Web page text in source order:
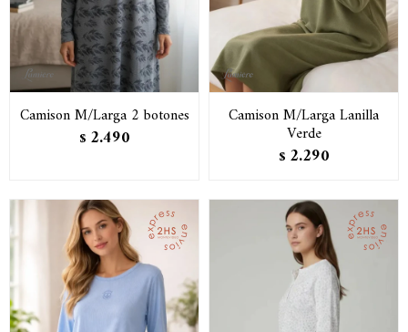
Camison M/Larga 2 botones
$ 2.490
Camison M/Larga Lanilla
Verde
$ 2.290